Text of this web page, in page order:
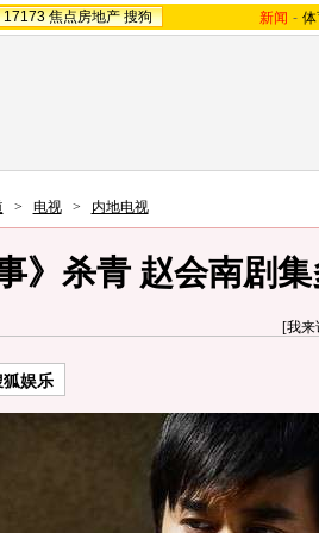
17173 焦点房地产 搜狗 新闻 -
> 电视 > 内地电视
》杀青 赵会南剧
[我来
狐娱乐